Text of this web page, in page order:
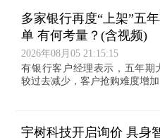
多家银行再度“上架”五
单 有何考量？(含视频)
2026年08月05 21:15:15
有银行客户经理表示，五年期
较过去减少，客户抢购难度增加
宇树科技开启询价 具身